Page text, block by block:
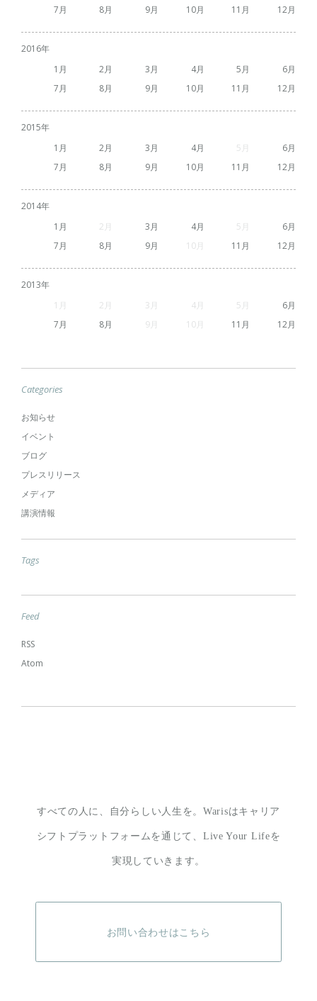
7 8 9 10 11 12
2016
1
2 3 4 5
6
7
8 9 10 11 12
2015
1
2 3 4 5
6
7
8 9 10 11 12
2014
1
2 3 4 5
6
7
8 9 10 11 12
2013
1
2 3 4 5
6
7
8 9 10 11 12
Categories
お知らせ
イベント
ブログ
プレスリリース
メディア
講演情報
Tags
Feed
RSS
Atom
すべての人に、自分らしい人生を。Warisはキャリア
シフトプラットフォームを通じて、 Live Your Lifeを
実現していきます。
お問い合わせはこちら